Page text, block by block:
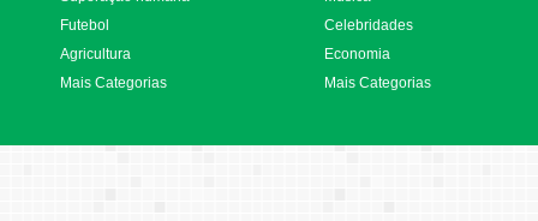
Futebol
Agricultura
Mais Categorias
Celebridades
Economia
Mais Categorias